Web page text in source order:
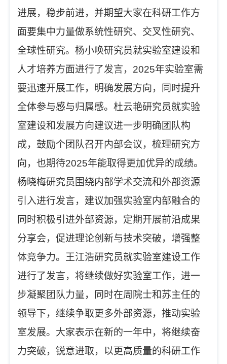
进展，稳步前进，并期望大家在科研工作方
面要集中力量做系统性研究、交叉性研究、
全球性研究。杨小唤研究员就实验室建设和
人才培养方面进行了发言， 2025年实验室需
要迅速开展工作，明确发展方向，同时提升
全体参与感与归属感。杜云艳研究员就实验
室建设和发展方向建议进一步明确团队构
成，鼓励个团队召开内部会议，梳理研究方
向，也期待2025年能取得更加优异的成绩。
杨晓梅研究员围绕内部学术交流和外部资源
引入进行发言，建议加强实验室内部融合的
同时积极引进外部资源，定期开展前沿成果
分享会，促进理论创新与技术突破，增强整
体竞争力。王江浩研究员就实验室建设工作
进行了发言，将继续做好实验室工作，进一
步凝聚团队力量，同时在周院士和苏主任的
领导下，继续争取更多外部资源，推动实验
室发展。 大家表示在新的一年中，将继续奋
力突破，锐意进取，以更高质量的科研工作